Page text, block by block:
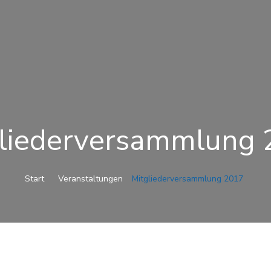
Start Veranstaltungen Mitgliederversammlung 2017